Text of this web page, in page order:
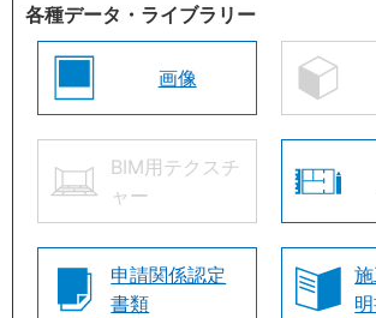
各種データ・ライブラリー
画像
BIM用テクスチ
ャー
申請関係認定
書類